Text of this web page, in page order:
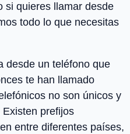
si quieres llamar desde
todo lo que necesitas
desde un teléfono que
te han llamado
no son únicos y
prefijos
entre diferentes países,